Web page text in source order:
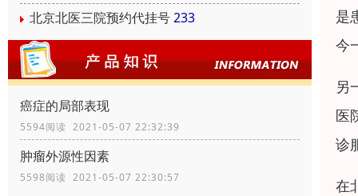
北京北医三院预约代挂号233
癌症的局部表现
5594阅读 2021-05-07 22:32:39
肿瘤外源性因素
5598阅读 2021-05-07 22:30:57
是
今
另
医
诊
在